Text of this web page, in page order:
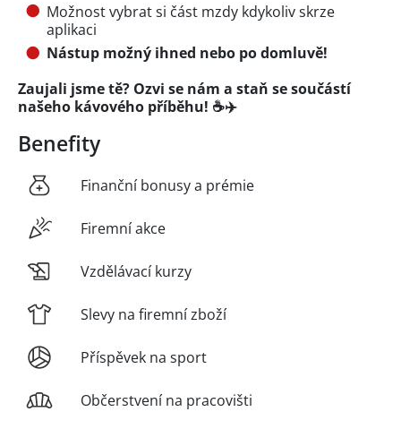
Možnost vybrat si část mzdy kdykoliv skrze
aplikaci
Nástup možný ihned nebo po domluvě!
Zaujali jsme tě? Ozvi se nám a staň se součástí
našeho kávového příběhu! ☕✈️
Benefity
Finanční bonusy a prémie
Firemní akce
Vzdělávací kurzy
Slevy na firemní zboží
Příspěvek na sport
Občerstvení na pracovišti